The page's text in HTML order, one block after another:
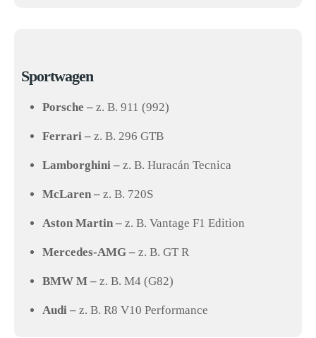
Sportwagen
Porsche – z. B. 911 (992)
Ferrari – z. B. 296 GTB
Lamborghini – z. B. Huracán Tecnica
McLaren – z. B. 720S
Aston Martin – z. B. Vantage F1 Edition
Mercedes-AMG – z. B. GT R
BMW M – z. B. M4 (G82)
Audi – z. B. R8 V10 Performance